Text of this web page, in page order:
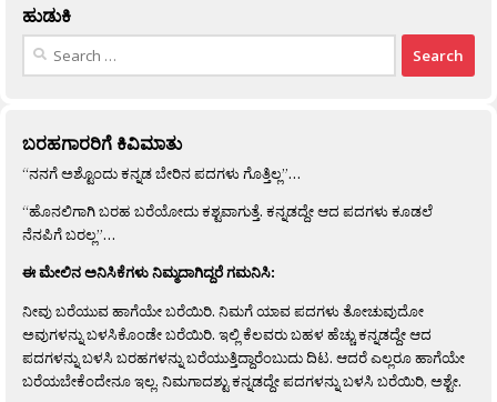
ಹುಡುಕಿ
Search
ಬರಹಗಾರರಿಗೆ ಕಿವಿಮಾತು
“ನನಗೆ ಅಶ್ಟೊಂದು ಕನ್ನಡ ಬೇರಿನ ಪದಗಳು ಗೊತ್ತಿಲ್ಲ”…
“ಹೊನಲಿಗಾಗಿ ಬರಹ ಬರೆಯೋದು ಕಶ್ಟವಾಗುತ್ತೆ. ಕನ್ನಡದ್ದೇ ಆದ ಪದಗಳು ಕೂಡಲೆ
ನೆನಪಿಗೆ ಬರಲ್ಲ”…
ಈ ಮೇಲಿನ ಅನಿಸಿಕೆಗಳು ನಿಮ್ಮದಾಗಿದ್ದರೆ ಗಮನಿಸಿ:
ನೀವು ಬರೆಯುವ ಹಾಗೆಯೇ ಬರೆಯಿರಿ. ನಿಮಗೆ ಯಾವ ಪದಗಳು ತೋಚುವುದೋ
ಅವುಗಳನ್ನು ಬಳಸಿಕೊಂಡೇ ಬರೆಯಿರಿ. ಇಲ್ಲಿ ಕೆಲವರು ಬಹಳ ಹೆಚ್ಚು ಕನ್ನಡದ್ದೇ ಆದ
ಪದಗಳನ್ನು ಬಳಸಿ ಬರಹಗಳನ್ನು ಬರೆಯುತ್ತಿದ್ದಾರೆಂಬುದು ದಿಟ. ಆದರೆ ಎಲ್ಲರೂ ಹಾಗೆಯೇ
ಬರೆಯಬೇಕೆಂದೇನೂ ಇಲ್ಲ. ನಿಮಗಾದಶ್ಟು ಕನ್ನಡದ್ದೇ ಪದಗಳನ್ನು ಬಳಸಿ ಬರೆಯಿರಿ, ಅಶ್ಟೇ.